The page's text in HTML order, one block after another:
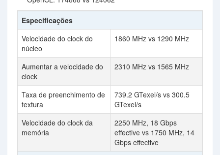
Especificações
Velocidade do clock do
núcleo
1860 MHz vs 1290 MHz
Aumentar a velocidade do
clock
2310 MHz vs 1565 MHz
Taxa de preenchimento de
textura
739.2 GTexel/s vs 300.5
GTexel/s
Velocidade do clock da
memória
2250 MHz, 18 Gbps
effective vs 1750 MHz, 14
Gbps effective